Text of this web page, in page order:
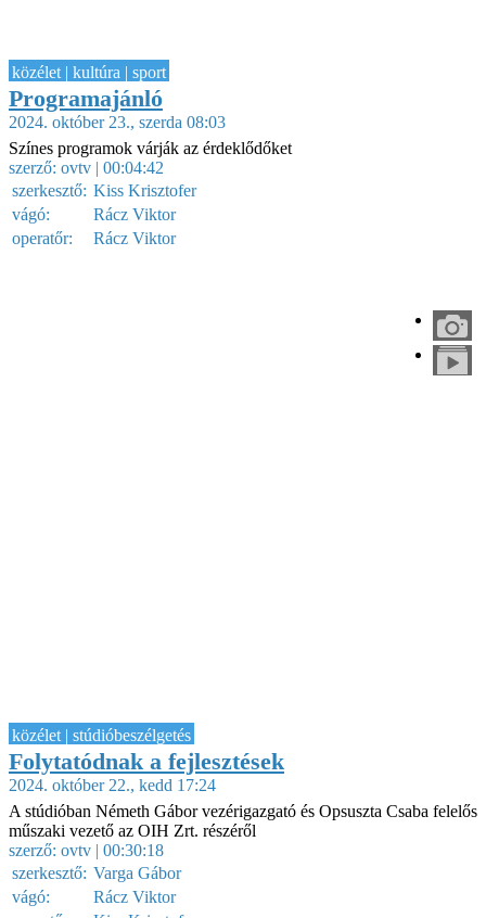
közélet | kultúra | sport
Programajánló
2024. október 23., szerda 08:03
Színes programok várják az érdeklődőket
szerző: ovtv | 00:04:42
szerkesztő: Kiss Krisztofer
vágó:
Rácz Viktor
operatőr:
Rácz Viktor
közélet | stúdióbeszélgetés
Folytatódnak a fejlesztések
2024. október 22., kedd 17:24
A stúdióban Németh Gábor vezérigazgató és Opsuszta Csaba felelős
műszaki vezető az OIH Zrt. részéről
szerző: ovtv | 00:30:18
szerkesztő: Varga Gábor
vágó:
Rácz Viktor